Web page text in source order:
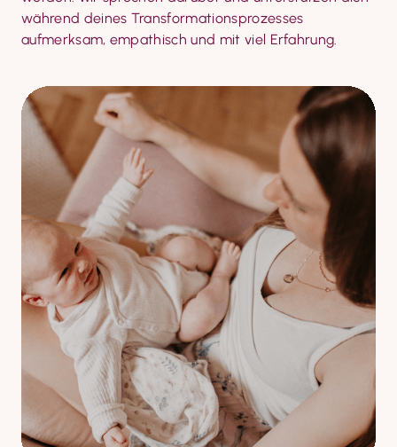
während deines Transformationsprozesses
aufmerksam, empathisch und mit viel Erfahrung.